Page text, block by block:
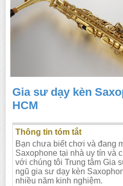
Gia sư dạy kèn
HCM
Thông tin tóm tắt
Bạn chưa biết chơi và đang
Saxophone tại nhà uy tín và
với chúng tôi Trung tâm Gia
ngũ gia sư dạy kèn
nhiều năm kinh nghiệm.